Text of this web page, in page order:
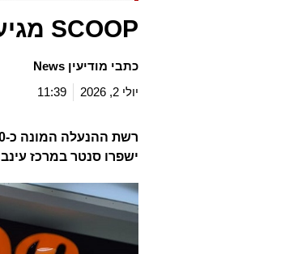
SCOOP מגיעה למודיעין
כתבי מודיעין News
יולי 2, 2026
11:39
ישפרו סנטר במרכז עינב